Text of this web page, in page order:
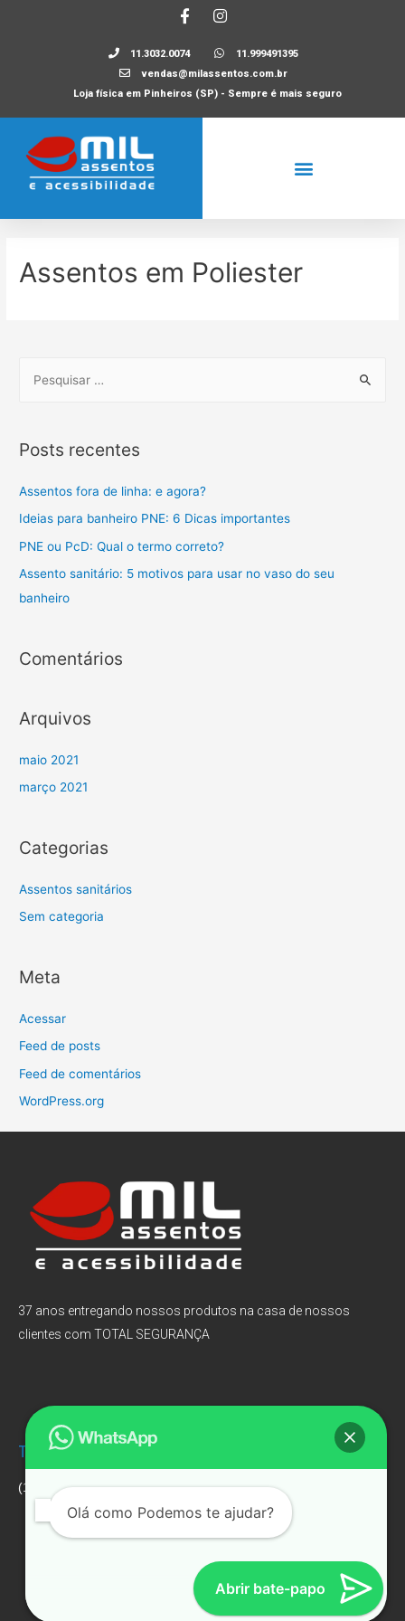
11.3032.0074
11.999491395
vendas@milassentos.com.br
Loja física em Pinheiros (SP) - Sempre é mais seguro
Assentos em Poliester
Posts recentes
Assentos fora de linha: e agora?
Ideias para banheiro PNE: 6 Dicas importantes
PNE ou PcD: Qual o termo correto?
Assento sanitário: 5 motivos para usar no vaso do seu
banheiro
Comentários
Arquivos
maio 2021
março 2021
Categorias
Assentos sanitários
Sem categoria
Meta
Acessar
Feed de posts
Feed de comentários
WordPress.org
37 anos entregando nossos produtos na casa de nossos
clientes com TOTAL SEGURANÇA
Televendas:
(11) 3032-0074.
Av. Pedroso de Moraes,
359 – Pinheiros
CEP: 05419-000 – São
Paulo – SP.
Olá como Podemos te ajudar?
Abrir bate-papo